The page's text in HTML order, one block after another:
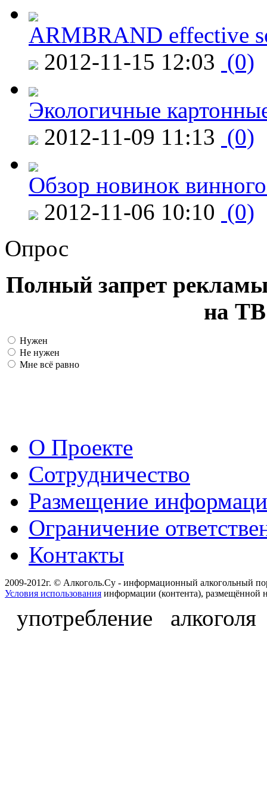
ARMBRAND effective
2012-11-15 12:03 (0)
Экологичные
2012-11-09 11:13 (0)
Обзор новинок
2012-11-06 10:10 (0)
Опрос
Полный запрет
на ТВ
Нужен
Не нужен
Мне всё равно
О Проекте
Сотрудничество
Размещение
Ограничение
Контакты
2009-2012г. © Алкоголь.Су - информационный алкогольный
Условия использования информации (контента), размещённой
употребление